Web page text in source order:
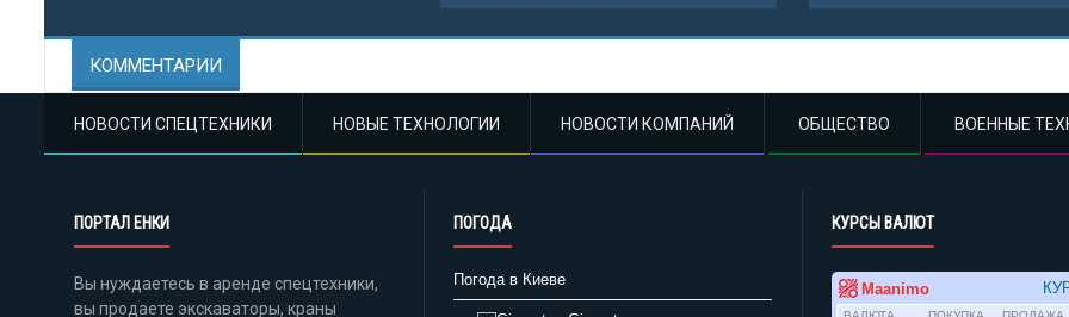
КОММЕНТАРИИ
НОВОСТИ СПЕЦТЕХНИКИ НОВЫЕ ТЕХНОЛОГИИ НОВОСТИ КОМПАНИЙ ОБЩЕСТВО ВОЕННЫЕ
ПОРТАЛ ЕНКИ
Вы нуждаетесь в аренде спецтехники,
вы продаете экскаваторы, краны
ПОГОДА
Погода в Киеве
КУРСЫ ВАЛЮТ